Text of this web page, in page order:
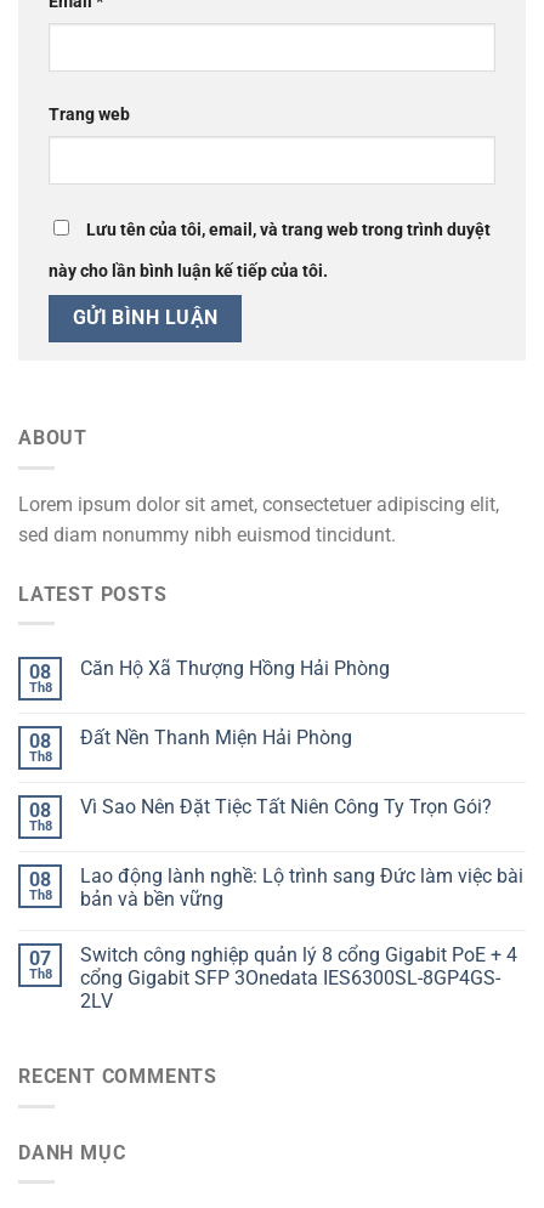
Trang web
Lưu tên của tôi, email, và trang web trong trình duyệt
này cho lần bình luận kế tiếp của tôi.
ABOUT
Lorem ipsum dolor sit amet, consectetuer adipiscing elit,
sed diam nonummy nibh euismod tincidunt.
LATEST POSTS
08
Th8
Căn Hộ Xã Thượng Hồng Hải Phòng
08
Th8
Đất Nền Thanh Miện Hải Phòng
08
Th8
Vì Sao Nên Đặt Tiệc Tất Niên Công Ty Trọn Gói?
08
Th8
Lao động lành nghề: Lộ trình sang Đức làm việc bài
bản và bền vững
07
Th8
Switch công nghiệp quản lý 8 cổng Gigabit PoE + 4
cổng Gigabit SFP 3Onedata IES6300SL-8GP4GS-
2LV
RECENT COMMENTS
DANH MỤC